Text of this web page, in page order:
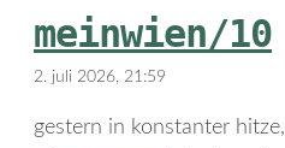
meinwien/10
2. juli 2026, 21:59
gestern in konstanter